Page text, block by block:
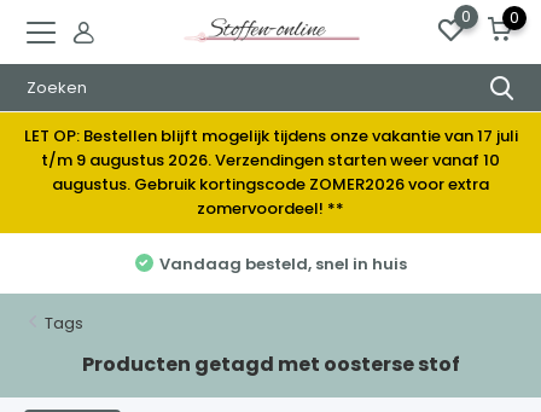
0 0
LET OP: Bestellen blijft mogelijk tijdens onze vakantie van 17 juli
t/m 9 augustus 2026. Verzendingen starten weer vanaf 10
augustus. Gebruik kortingscode ZOMER2026 voor extra
zomervoordeel! **
besteld, snel in huis
Tags
Producten getagd met oosterse stof